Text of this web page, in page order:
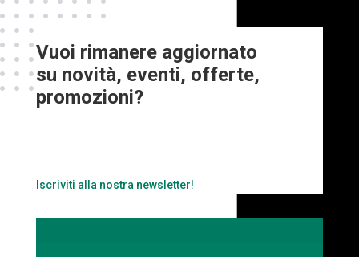
Vuoi rimanere aggiornato
su novità, eventi, offerte,
promozioni?
Iscriviti alla nostra newsletter!